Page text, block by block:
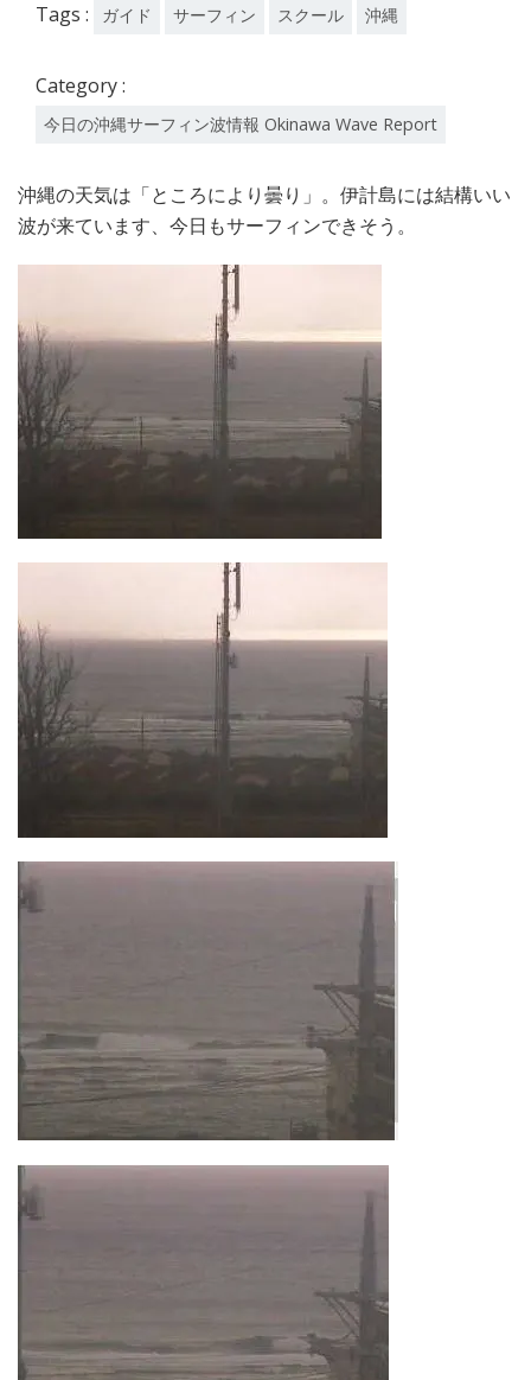
Tags : ガイド サーフィン スクール 沖縄
Category :
今日の沖縄サーフィン波情報 Okinawa Wave Report
沖縄の天気は「ところにより曇り」。伊計島には結構いい
波が来ています、今日もサーフィンできそう。